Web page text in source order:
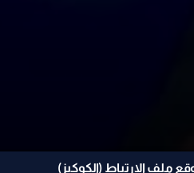
ملف الإرتباط (الكوكيز)